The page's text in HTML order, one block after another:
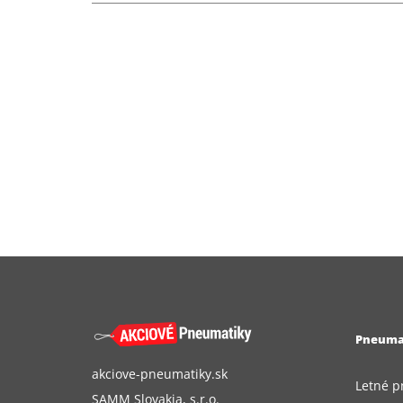
akciove-pneumatiky.sk
SAMM Slovakia, s.r.o.
Letné